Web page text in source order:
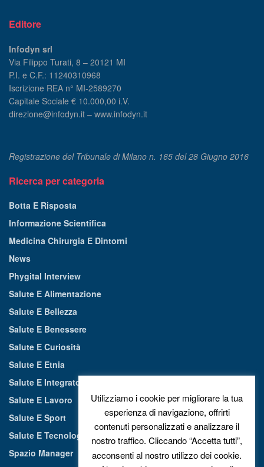
Editore
Infodyn srl
Via Filippo Turati, 8 – 20121 MI
P.I. e C.F.: 11240310968
Iscrizione REA n° MI-2589270
Capitale Sociale € 10.000,00 i.V.
direzione@infodyn.it – www.infodyn.it
Registrazione del Tribunale di Milano n. 165 del 28 Giugno 2016
Ricerca per categoria
Botta E Risposta
Informazione Scientifica
Medicina Chirurgia E Dintorni
News
Phygital Interview
Salute E Alimentazione
Salute E Bellezza
Salute E Benessere
Salute E Curiosità
Salute E Etnia
Salute E Integratori Alimentari
Salute E Lavoro
Salute E Sport
Salute E Tecnologia
Spazio Manager
Utilizziamo i cookie per migliorare la tua
esperienza di navigazione, offrirti
contenuti personalizzati e analizzare il
nostro traffico. Cliccando “Accetta tutti”,
acconsenti al nostro utilizzo dei cookie.